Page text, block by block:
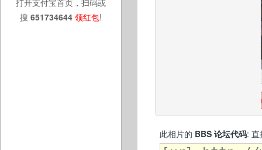
打开支付宝首页，扫码或
搜 651734644 领红包!
此相片的 BBS 论坛代码: 直